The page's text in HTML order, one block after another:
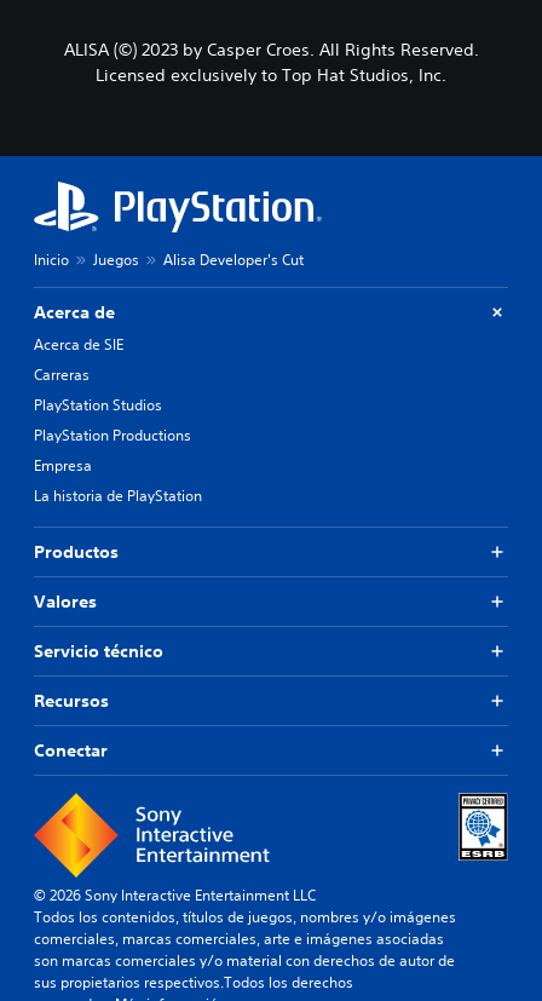
ALISA (©) 2023 by Casper Croes. All Rights Reserved.
Licensed exclusively to Top Hat Studios, Inc.
Inicio Juegos Alisa Developer's Cut
Acerca de
Acerca de SIE
Carreras
PlayStation Studios
PlayStation Productions
Empresa
La historia de PlayStation
Productos
Valores
Servicio técnico
Recursos
Conectar
© 2026 Sony Interactive Entertainment LLC
Todos los contenidos, títulos de juegos, nombres y/o imágenes
comerciales, marcas comerciales, arte e imágenes asociadas
son marcas comerciales y/o material con derechos de autor de
sus propietarios respectivos.Todos los derechos